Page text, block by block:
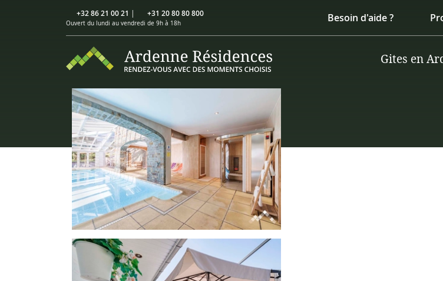
+32 86 21 00 21 | +31 20 80 80 800
Ouvert du lundi au vendredi de 9h à 18h Besoin d'aide ?
Gites en